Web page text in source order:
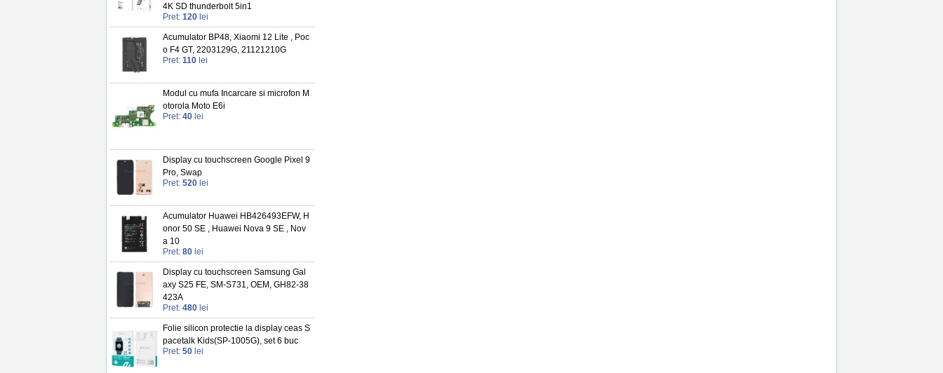
4K SD thunderbolt 5in1
Pret: 120 lei
Acumulator BP48, Xiaomi 12 Lite , Poc
o F4 GT, 2203129G, 21121210G
Pret: 110 lei
Modul cu mufa Incarcare si microfon M
otorola Moto E6i
Pret: 40 lei
Display cu touchscreen Google Pixel 9
Pro, Swap
Pret: 520 lei
Acumulator Huawei HB426493EFW, H
onor 50 SE , Huawei Nova 9 SE , Nov
a 10
Pret: 80 lei
Display cu touchscreen Samsung Gal
axy S25 FE, SM-S731, OEM, GH82-38
423A
Pret: 480 lei
Folie silicon protectie la display ceas S
pacetalk Kids(SP-1005G), set 6 buc
Pret: 50 lei